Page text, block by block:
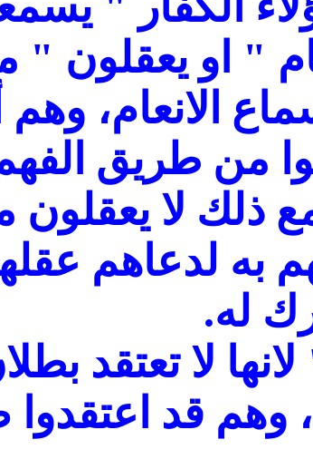
" او يعقلون "
الانعام،
من طريق
ذلك لا يعقلون
به لدعاهم
له.
لا تعتقد
وهم قد